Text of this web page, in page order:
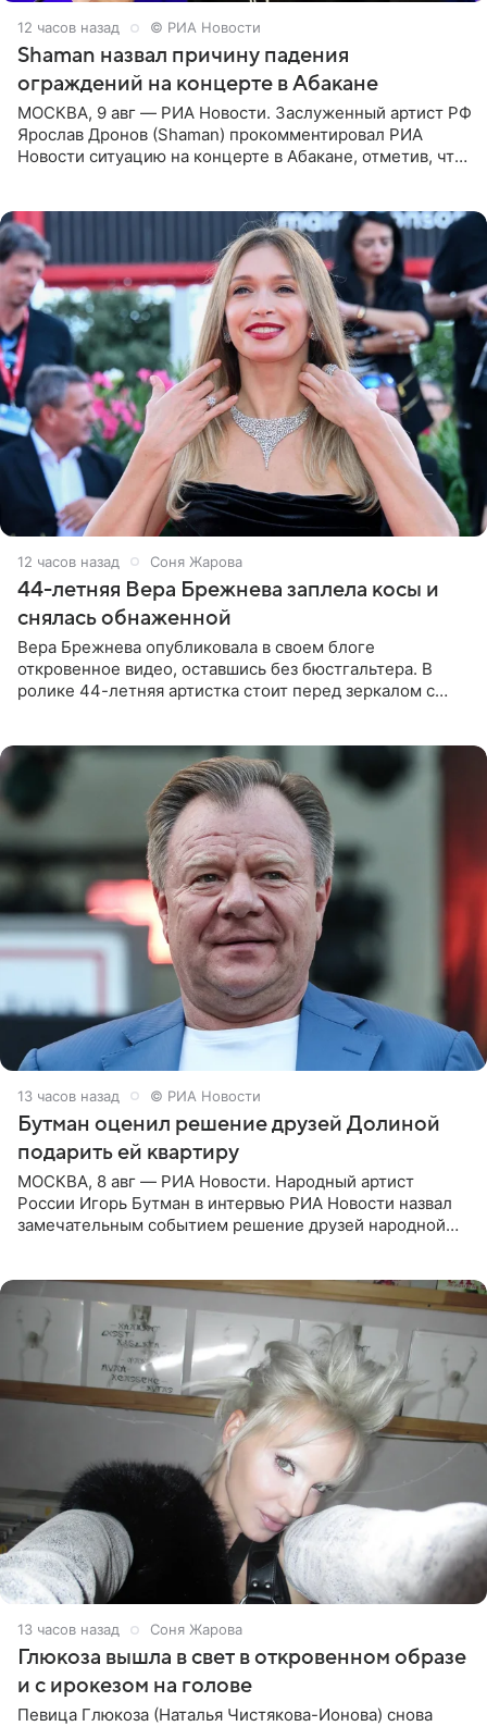
12 часов назад © РИА Новости
Shaman назвал причину падения
ограждений на концерте в Абакане
МОСКВА, 9 авг — РИА Новости. Заслуженный артист РФ
Ярослав Дронов (Shaman) прокомментировал РИА
Новости ситуацию на концерте в Абакане, отметив, что
12 часов назад Соня Жарова
44-летняя Вера Брежнева заплела косы и
снялась обнаженной
Вера Брежнева опубликовала в своем блоге
откровенное видео, оставшись без бюстгальтера. В
ролике 44-летняя артистка стоит перед зеркалом с
13 часов назад © РИА Новости
Бутман оценил решение друзей Долиной
подарить ей квартиру
МОСКВА, 8 авг — РИА Новости. Народный артист
России Игорь Бутман в интервью РИА Новости назвал
замечательным событием решение друзей народной
13 часов назад Соня Жарова
Глюкоза вышла в свет в откровенном образе
и с ирокезом на голове
Певица Глюкоза (Наталья Чистякова-Ионова) снова